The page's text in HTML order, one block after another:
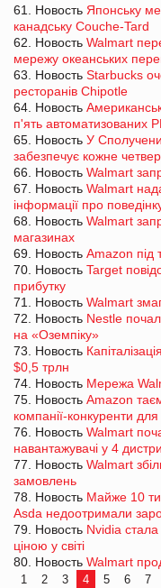
61. Новость Японську
канадську Couche-Tard
62. Новость Walmart
мережу океанських
63. Новость Starbucks
ресторанів Chipotle
64. Новость
п'ять автоматизованих
65. Новость У
забезпечує кожне
66. Новость Walmart
67. Новость Walmart
інформації про поведінку
68. Новость Walmart
магазинах
69. Новость Amazon під
70. Новость Target
прибутку
71. Новость Walmart
72. Новость Nestle
на «Оземпіку»
73. Новость
$0,5 трлн
74. Новость Мережа
75. Новость Amazon
компанії-конкуренти
76. Новость Walmart
навантажувачі у 4
77. Новость Walmart
замовлень
78. Новость Майже 10
Asda недоотримали
79. Новость Nvidia
ціною у світі
80. Новость Walmart
1 2 3 4 5 6 7